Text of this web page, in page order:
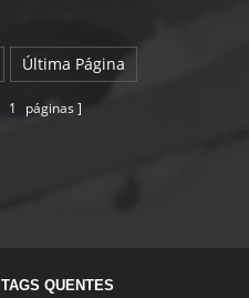
Última Página
1 páginas
TAGS QUENTES